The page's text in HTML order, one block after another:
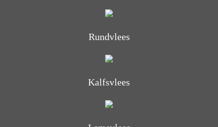
Rundvlees
Kalfsvlees